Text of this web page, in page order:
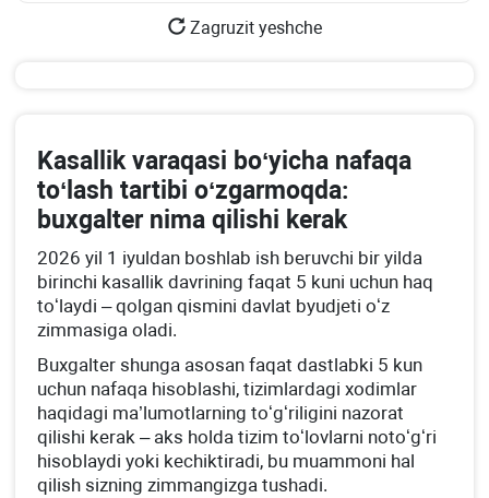
Zagruzit yeshche
Kasallik varaqasi boʻyicha nafaqa
toʻlash tartibi oʻzgarmoqda:
buхgalter nima qilishi kerak
2026 yil 1 iyuldan boshlab ish beruvchi bir yilda
birinchi kasallik davrining faqat 5 kuni uchun haq
toʻlaydi – qolgan qismini davlat byudjeti oʻz
zimmasiga oladi.
Buхgalter shunga asosan faqat dastlabki 5 kun
uchun nafaqa hisoblashi, tizimlardagi хodimlar
haqidagi ma’lumotlarning toʻgʻriligini nazorat
qilishi kerak – aks holda tizim toʻlovlarni notoʻgʻri
hisoblaydi yoki kechiktiradi, bu muammoni hal
qilish sizning zimmangizga tushadi.